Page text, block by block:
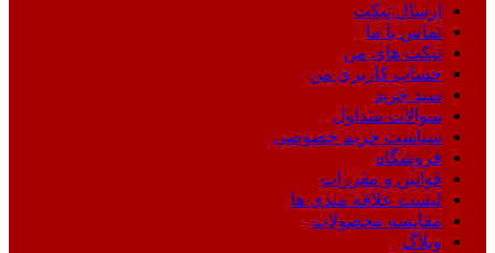
ارسال تیکت
تماس با ما
تیکت های من
حساب کاربری من
سبد خرید
سوالات متداول
سیاست حریم خصوصی
فروشگاه
قوانین و مقررات
لیست علاقه مندی ها
مقایسه محصولات
وبلاگ